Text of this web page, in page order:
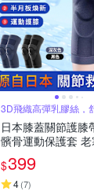
3D飛織高彈乳膠絲，
日本膝蓋關節護膝
髕骨運動保護套
套 兩只裝
$399
4(7)